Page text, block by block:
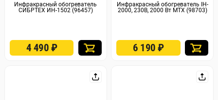
Инфракрасный обогреватель
СИБРТЕХ ИН-1502 (96457)
4 490 ₽
Инфракрасный обогреватель IH-
2000, 230В, 2000 Вт MTX (98703)
6 190₽